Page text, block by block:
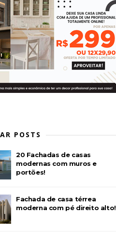
POSTS
20 Fachadas de casas
modernas com muros e
portões!
Fachada de casa térrea
moderna com pé direito alto!